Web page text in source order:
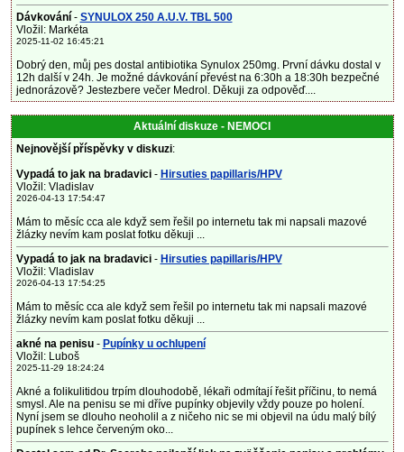
Dávkování - SYNULOX 250 A.U.V. TBL 500
Vložil: Markéta
2025-11-02 16:45:21
Dobrý den, můj pes dostal antibiotika Synulox 250mg. První dávku dostal v
12h další v 24h. Je možné dávkování převést na 6:30h a 18:30h bezpečné
jednorázově? Jestezbere večer Medrol. Děkuji za odpověď....
Aktuální diskuze - NEMOCI
Nejnovější příspěvky v diskuzi:
Vypadá to jak na bradavici - Hirsuties papillaris/HPV
Vložil: Vladislav
2026-04-13 17:54:47
Mám to měsíc cca ale když sem řešil po internetu tak mi napsali mazové
žlázky nevím kam poslat fotku děkuji ...
Vypadá to jak na bradavici - Hirsuties papillaris/HPV
Vložil: Vladislav
2026-04-13 17:54:25
Mám to měsíc cca ale když sem řešil po internetu tak mi napsali mazové
žlázky nevím kam poslat fotku děkuji ...
akné na penisu- Pupínky u ochlupení
Vložil: Luboš
2025-11-29 18:24:24
Akné a folikulitidou trpím dlouhodobě, lékaři odmítají řešit příčinu, to nemá
smysl. Ale na penisu se mi dříve pupínky objevily vždy pouze po holení.
Nyní jsem se dlouho neoholil a z ničeho nic se mi objevil na údu malý bílý
pupínek s lehce červeným oko...